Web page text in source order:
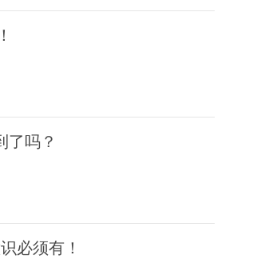
了吗？
必须有！